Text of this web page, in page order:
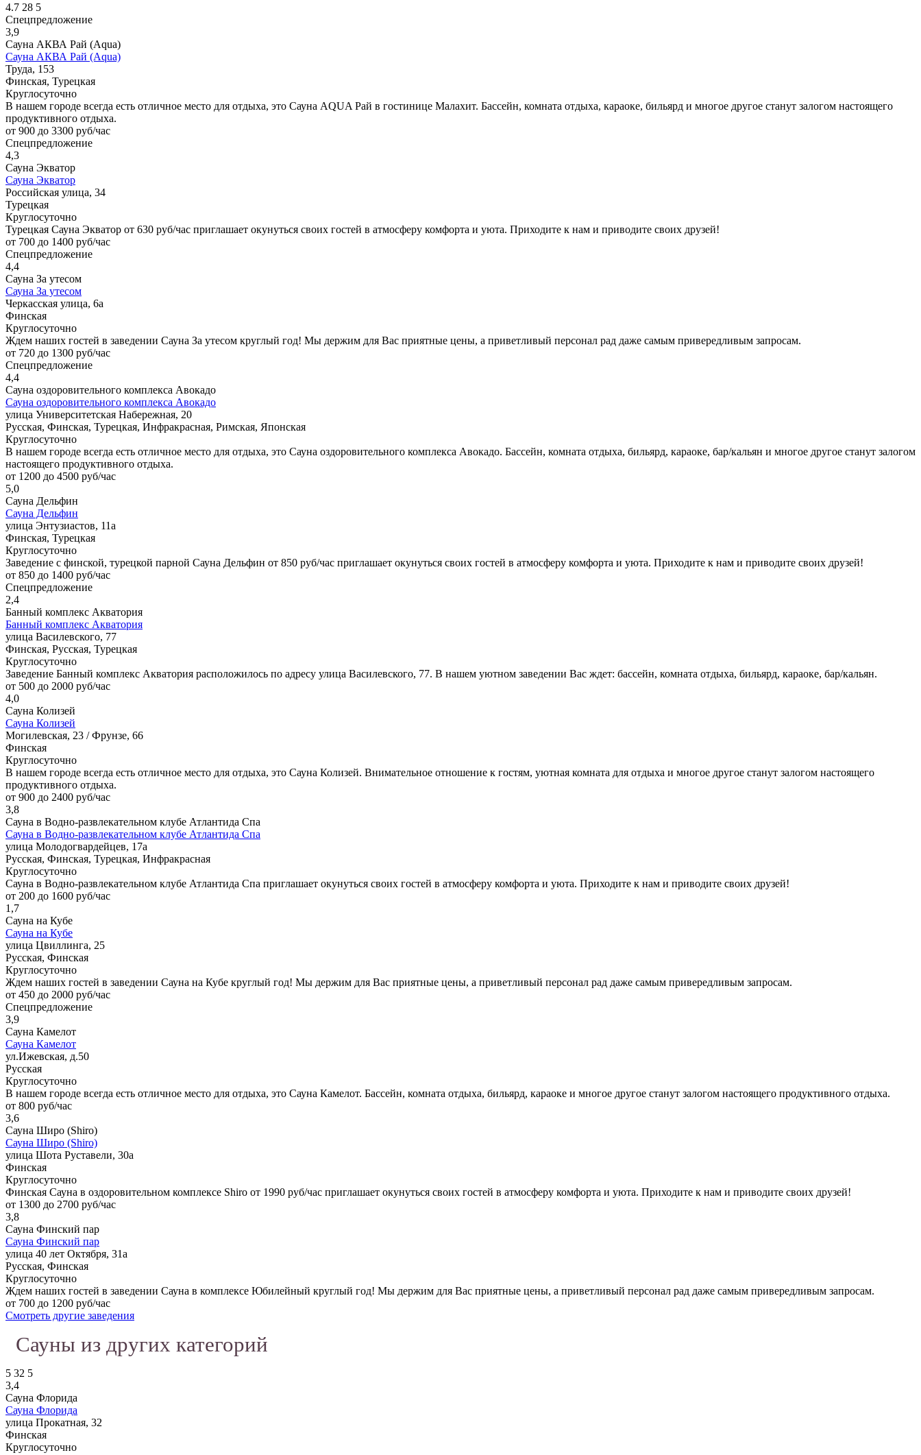
4.7 28 5
Спецпредложение
3,9
Сауна АКВА Рай (Aqua)
Сауна АКВА Рай (Aqua)
Труда, 153
Финская, Турецкая
Круглосуточно
В нашем городе всегда есть отличное место для отдыха, это Сауна AQUA Рай в гостинице Малахит. Бассейн, комната отдыха, караоке, бильярд и многое другое станут залогом настоящего
продуктивного отдыха.
от 900 до 3300 руб/час
Спецпредложение
4,3
Сауна Экватор
Сауна Экватор
Российская улица, 34
Турецкая
Круглосуточно
Турецкая Сауна Экватор от 630 руб/час приглашает окунуться своих гостей в атмосферу комфорта и уюта. Приходите к нам и приводите своих друзей!
от 700 до 1400 руб/час
Спецпредложение
4,4
Сауна За утесом
Сауна За утесом
Черкасская улица, 6а
Финская
Круглосуточно
Ждем наших гостей в заведении Сауна За утесом круглый год! Мы держим для Вас приятные цены, а приветливый персонал рад даже самым привередливым запросам.
от 720 до 1300 руб/час
Спецпредложение
4,4
Сауна оздоровительного комплекса Авокадо
Сауна оздоровительного комплекса Авокадо
улица Университетская Набережная, 20
Русская, Финская, Турецкая, Инфракрасная, Римская, Японская
Круглосуточно
В нашем городе всегда есть отличное место для отдыха, это Сауна оздоровительного комплекса Авокадо. Бассейн, комната отдыха, бильярд, караоке, бар/кальян и многое другое станут залогом
настоящего продуктивного отдыха.
от 1200 до 4500 руб/час
5,0
Сауна Дельфин
Сауна Дельфин
улица Энтузиастов, 11а
Финская, Турецкая
Круглосуточно
Заведение с финской, турецкой парной Сауна Дельфин от 850 руб/час приглашает окунуться своих гостей в атмосферу комфорта и уюта. Приходите к нам и приводите своих друзей!
от 850 до 1400 руб/час
Спецпредложение
2,4
Банный комплекс Акватория
Банный комплекс Акватория
улица Василевского, 77
Финская, Русская, Турецкая
Круглосуточно
Заведение Банный комплекс Акватория расположилось по адресу улица Василевского, 77. В нашем уютном заведении Вас ждет: бассейн, комната отдыха, бильярд, караоке, бар/кальян.
от 500 до 2000 руб/час
4,0
Сауна Колизей
Сауна Колизей
Могилевская, 23 / Фрунзе, 66
Финская
Круглосуточно
В нашем городе всегда есть отличное место для отдыха, это Сауна Колизей. Внимательное отношение к гостям, уютная комната для отдыха и многое другое станут залогом настоящего
продуктивного отдыха.
от 900 до 2400 руб/час
3,8
Сауна в Водно-развлекательном клубе Атлантида Спа
Сауна в Водно-развлекательном клубе Атлантида Спа
улица Молодогвардейцев, 17а
Русская, Финская, Турецкая, Инфракрасная
Круглосуточно
Сауна в Водно-развлекательном клубе Атлантида Спа приглашает окунуться своих гостей в атмосферу комфорта и уюта. Приходите к нам и приводите своих друзей!
от 200 до 1600 руб/час
1,7
Сауна на Кубе
Сауна на Кубе
улица Цвиллинга, 25
Русская, Финская
Круглосуточно
Ждем наших гостей в заведении Сауна на Кубе круглый год! Мы держим для Вас приятные цены, а приветливый персонал рад даже самым привередливым запросам.
от 450 до 2000 руб/час
Спецпредложение
3,9
Сауна Камелот
Сауна Камелот
ул.Ижевская, д.50
Русская
Круглосуточно
В нашем городе всегда есть отличное место для отдыха, это Сауна Камелот. Бассейн, комната отдыха, бильярд, караоке и многое другое станут залогом настоящего продуктивного отдыха.
от 800 руб/час
3,6
Сауна Широ (Shiro)
Сауна Широ (Shiro)
улица Шота Руставели, 30а
Финская
Круглосуточно
Финская Сауна в оздоровительном комплексе Shiro от 1990 руб/час приглашает окунуться своих гостей в атмосферу комфорта и уюта. Приходите к нам и приводите своих друзей!
от 1300 до 2700 руб/час
3,8
Сауна Финский пар
Сауна Финский пар
улица 40 лет Октября, 31а
Русская, Финская
Круглосуточно
Ждем наших гостей в заведении Сауна в комплексе Юбилейный круглый год! Мы держим для Вас приятные цены, а приветливый персонал рад даже самым привередливым запросам.
от 700 до 1200 руб/час
Смотреть другие заведения
Сауны из других категорий
5 32 5
3,4
Сауна Флорида
Сауна Флорида
улица Прокатная, 32
Финская
Круглосуточно